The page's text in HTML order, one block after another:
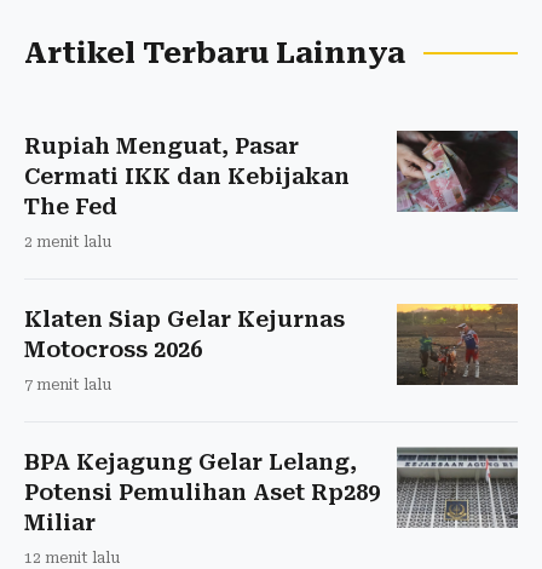
Artikel Terbaru Lainnya
Rupiah Menguat, Pasar
Cermati IKK dan Kebijakan
The Fed
2 menit lalu
Klaten Siap Gelar Kejurnas
Motocross 2026
7 menit lalu
BPA Kejagung Gelar Lelang,
Potensi Pemulihan Aset Rp289
Miliar
12 menit lalu